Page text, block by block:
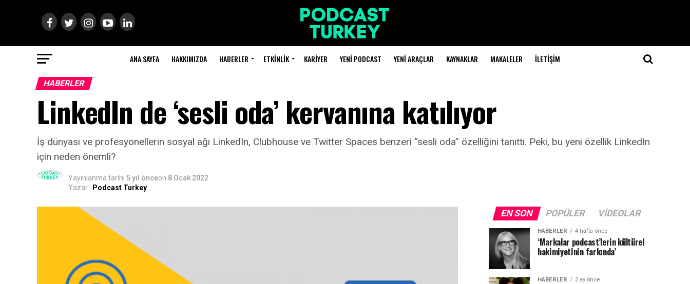
ANA SAYFA HAKKIMIZDA HABERLER ETKINLIK KARIYER YENI PODCAST YENI ARAÇLAR KAYNAKLAR MAKALELER İLETIŞIM
HABERLER
LinkedIn de ‘sesli oda’ kervanına katılıyor
İş dünyası ve profesyonellerin sosyal ağı LinkedIn, Clubhouse ve Twitter Spaces benzeri “sesli oda” özelliğini tanıttı. Peki, bu yeni özellik LinkedIn
için neden önemli?
Yayınlanma tarihi 5 yıl önceon 8 Ocak 2022
Yazar : Podcast Turkey
EN SON POPÜLER VIDEOLAR
HABERLER 4 hafta önce
‘Markalar podcast’lerin kültürel
hakimiyetinin farkında’
HABERLER 2 ay önce